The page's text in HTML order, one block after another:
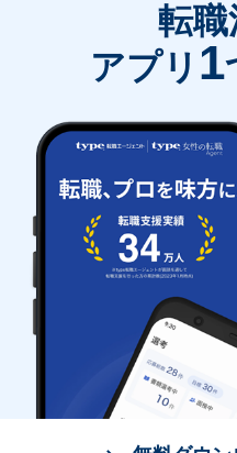
転
アプリ 1